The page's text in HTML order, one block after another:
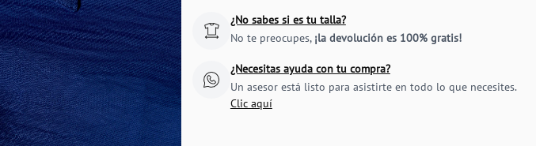
¿No sabes si es tu talla?
No te preocupes, ¡la devolución es 100% gratis!
¿Necesitas ayuda con tu compra?
Un asesor está listo para asistirte en todo lo que necesites.
Clic aquí